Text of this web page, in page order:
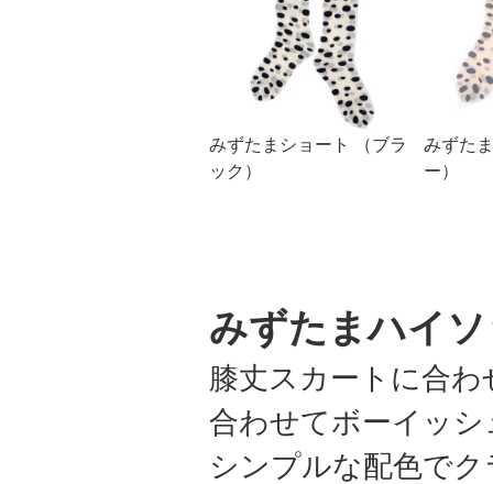
みずたまショート （ブラ
ック）
みずた
ー）
みずたまハイ
膝丈スカートに合
合わせてボーイッ
シンプルな配色で